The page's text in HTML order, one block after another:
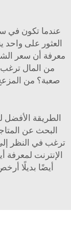
عندما تكون في
العثور على
معرفة أن سعر
من المال
صعبة؟ من
الطريقة
البحث عن
ترغب في النظر
الإنترنت
أيضًا بديلًا